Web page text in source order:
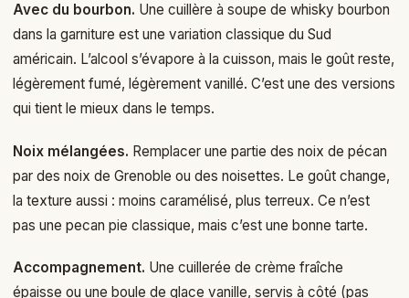
Avec du bourbon. Une cuillère à soupe de whisky bourbon
dans la garniture est une variation classique du Sud
américain. L’alcool s’évapore à la cuisson, mais le goût reste,
légèrement fumé, légèrement vanillé. C’est une des versions
qui tient le mieux dans le temps.
Noix mélangées. Remplacer une partie des noix de pécan
par des noix de Grenoble ou des noisettes. Le goût change,
la texture aussi : moins caramélisé, plus terreux. Ce n’est
pas une pecan pie classique, mais c’est une bonne tarte.
Accompagnement. Une cuillerée de crème fraîche
épaisse ou une boule de glace vanille, servis à côté (pas